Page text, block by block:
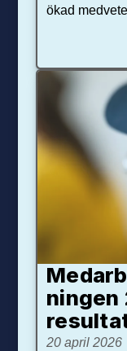
ökad
ningen
20 april 2026